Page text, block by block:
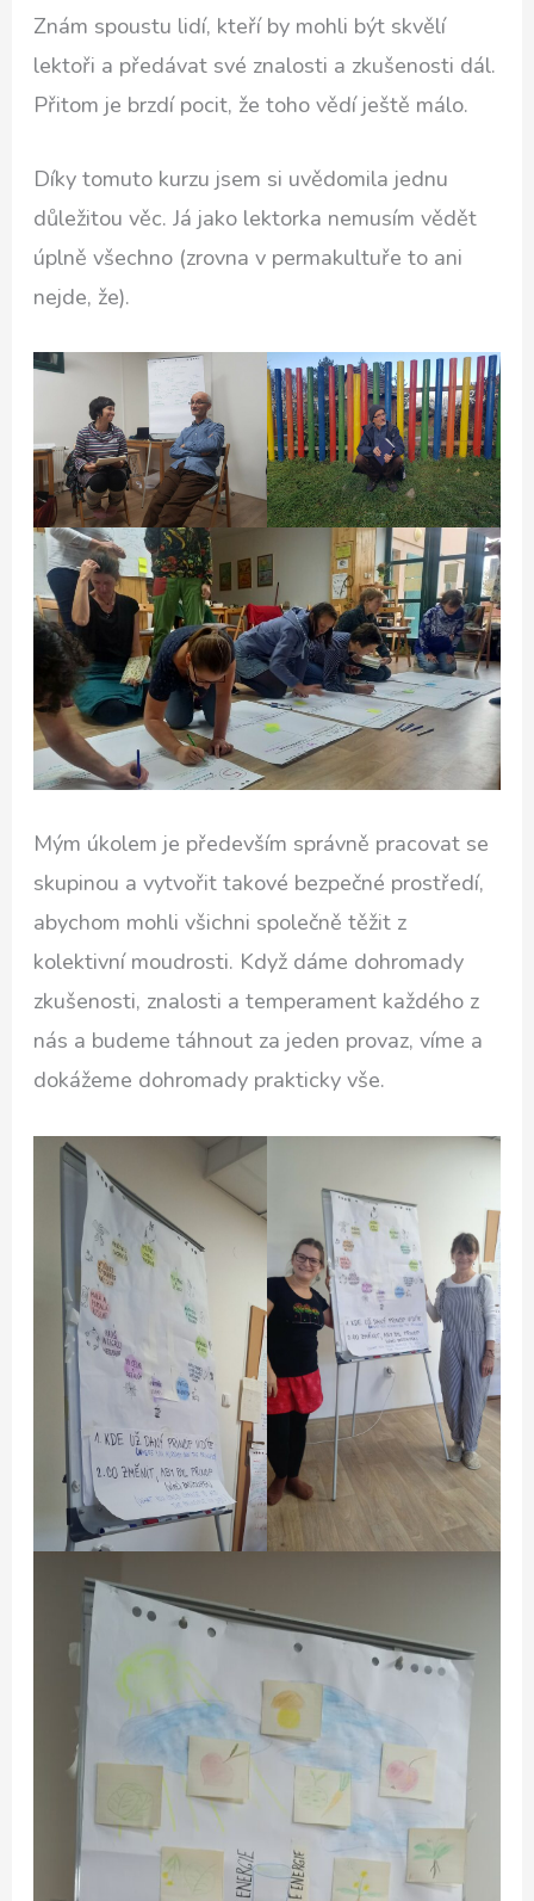
Znám spoustu lidí, kteří by mohli být skvělí
lektoři a předávat své znalosti a zkušenosti dál.
Přitom je brzdí pocit, že toho vědí ještě málo.
Díky tomuto kurzu jsem si uvědomila jednu
důležitou věc. Já jako lektorka nemusím vědět
úplně všechno (zrovna v permakultuře to ani
nejde, že).
Mým úkolem je především správně pracovat se
skupinou a vytvořit takové bezpečné prostředí,
abychom mohli všichni společně těžit z
kolektivní moudrosti. Když dáme dohromady
zkušenosti, znalosti a temperament každého z
nás a budeme táhnout za jeden provaz, víme a
dokážeme dohromady prakticky vše.